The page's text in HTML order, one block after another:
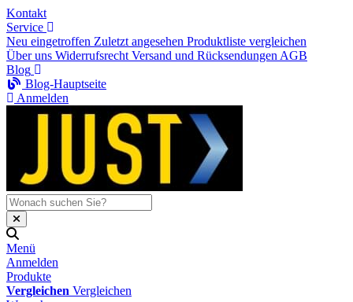
Kontakt
Service
Neu eingetroffen Zuletzt angesehen Produktliste vergleichen
Über uns Widerrufsrecht Versand und Rücksendungen AGB
Blog
Blog-Hauptseite
Anmelden
Menü
Anmelden
Produkte
Vergleichen Vergleichen